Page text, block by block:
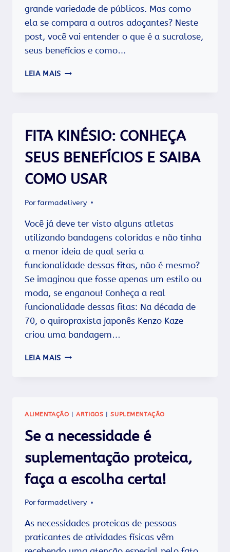
grande variedade de públicos. Mas como
ela se compara a outros adoçantes? Neste
post, você vai entender o que é a sucralose,
seus benefícios e como…
LEIA MAIS SUCRALOSE
DIFERENÇAS​
FITA KINÉSIO: CONHEÇA
SEUS BENEFÍCIOS E SAIBA
COMO USAR
Porfarmadelivery
Você já deve ter visto alguns atletas
utilizando bandagens coloridas e não tinha
a menor ideia de qual seria a
funcionalidade dessas fitas, não é mesmo?
Se imaginou que fosse apenas um estilo ou
moda, se enganou! Conheça a real
funcionalidade dessas fitas: Na década de
70, o quiropraxista japonês Kenzo Kaze
criou uma bandagem…
LEIA MAIS FITA
E
COMO
USAR
ALIMENTAÇÃO |ARTIGOS |SUPLEMENTAÇÃO
Se a necessidade é
suplementação proteica,
faça a escolha certa!
Porfarmadelivery
As necessidades proteicas de pessoas
praticantes de atividades físicas vêm